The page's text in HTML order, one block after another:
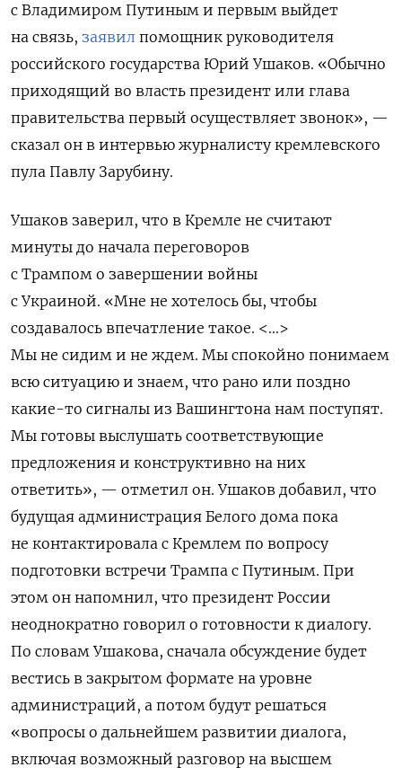
с Владимиром Путиным и первым выйдет
на связь, заявил помощник руководителя
российского государства Юрий Ушаков. «Обычно
приходящий во власть президент или глава
правительства первый осуществляет звонок», —
сказал он в интервью журналисту кремлевского
пула Павлу Зарубину.
Ушаков заверил, что в Кремле не считают
минуты до начала переговоров
с Трампом о завершении войны
с Украиной. «Мне не хотелось бы, чтобы
создавалось впечатление такое. <…>
Мы не сидим и не ждем. Мы спокойно понимаем
всю ситуацию и знаем, что рано или поздно
какие-то сигналы из Вашингтона нам поступят.
Мы готовы выслушать соответствующие
предложения и конструктивно на них
ответить», — отметил он. Ушаков добавил, что
будущая администрация Белого дома пока
не контактировала с Кремлем по вопросу
подготовки встречи Трампа с Путиным. При
этом он напомнил, что президент России
неоднократно говорил о готовности к диалогу.
По словам Ушакова, сначала обсуждение будет
вестись в закрытом формате на уровне
администраций, а потом будут решаться
«вопросы о дальнейшем развитии диалога,
включая возможный разговор на высшем